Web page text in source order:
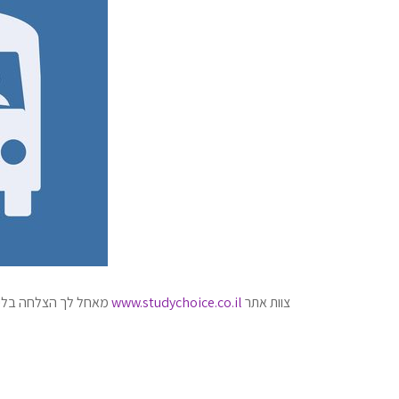
צוות אתרwww.studychoice.co.ilמאחל לך הצלחה